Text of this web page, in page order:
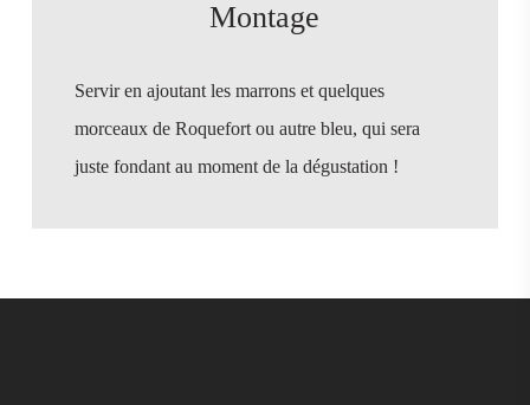
Montage
Servir en ajoutant les marrons et quelques
morceaux de Roquefort ou autre bleu, qui sera
juste fondant au moment de la dégustation !